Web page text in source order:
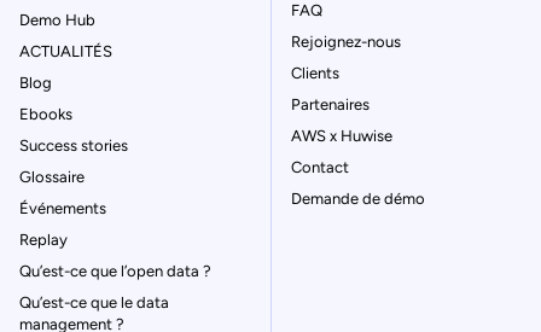
Demo Hub
ACTUALITÉS
Blog
Ebooks
Success stories
Glossaire
Événements
Replay
Qu’est-ce que l’open data ?
Qu’est-ce que le data
management ?
FAQ
Rejoignez-nous
Clients
Partenaires
AWS x Huwise
Contact
Demande de démo